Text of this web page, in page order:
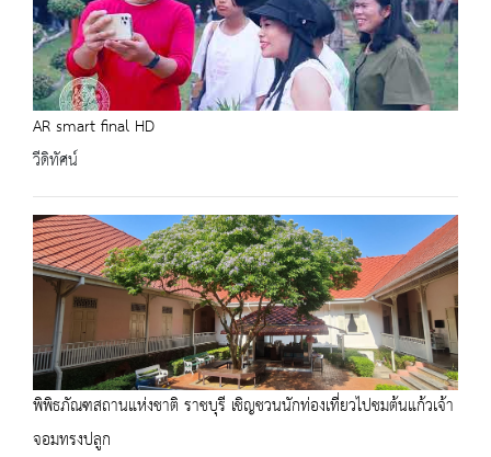
AR smart final HD
วีดิทัศน์
พิพิธภัณฑสถานแห่งชาติ ราชบุรี เชิญชวนนักท่องเที่ยวไปชมต้นแก้วเจ้า
จอมทรงปลูก